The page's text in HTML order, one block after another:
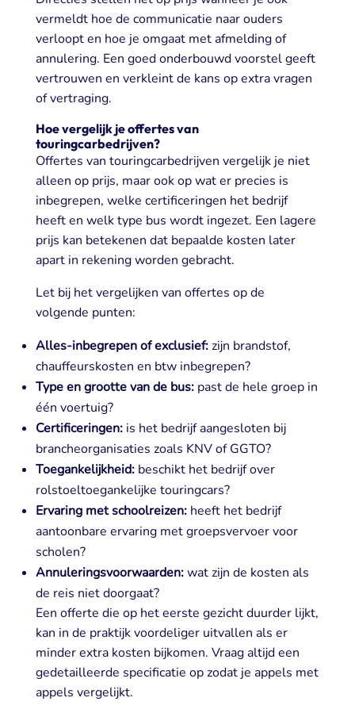
vermeldt hoe de communicatie naar ouders
verloopt en hoe je omgaat met afmelding of
annulering. Een goed onderbouwd voorstel geeft
vertrouwen en verkleint de kans op extra vragen
of vertraging.
Hoe vergelijk je offertes van
touringcarbedrijven?
Offertes van touringcarbedrijven vergelijk je niet
alleen op prijs, maar ook op wat er precies is
inbegrepen, welke certificeringen het bedrijf
heeft en welk type bus wordt ingezet. Een lagere
prijs kan betekenen dat bepaalde kosten later
apart in rekening worden gebracht.
Let bij het vergelijken van offertes op de
volgende punten:
Alles-inbegrepen of exclusief:zijn brandstof,
chauffeurskosten en btw inbegrepen?
Type en grootte van de bus:past de hele groep in
één voertuig?
Certificeringen:is het bedrijf aangesloten bij
brancheorganisaties zoals KNV of GGTO?
Toegankelijkheid:beschikt het bedrijf over
rolstoeltoegankelijke touringcars?
Ervaring met schoolreizen:heeft het bedrijf
aantoonbare ervaring met groepsvervoer voor
scholen?
Annuleringsvoorwaarden:wat zijn de kosten als
de reis niet doorgaat?
Een offerte die op het eerste gezicht duurder lijkt,
kan in de praktijk voordeliger uitvallen als er
minder extra kosten bijkomen. Vraag altijd een
gedetailleerde specificatie op zodat je appels met
appels vergelijkt.